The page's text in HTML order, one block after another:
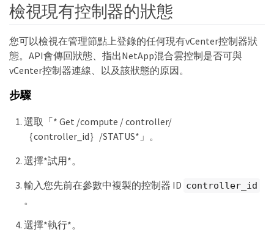
檢視現有控制器的狀態
您可以檢視在管理節點上登錄的任何現有vCenter控制器狀
態。API會傳回狀態、指出NetApp混合雲控制是否可與
vCenter控制器連線、以及該狀態的原因。
步驟
選取「* Get /compute / controller/
｛controller_id｝/STATUS*」。
選擇*試用*。
輸入您先前在參數中複製的控制器 ID controller_id
。
選擇*執行*。